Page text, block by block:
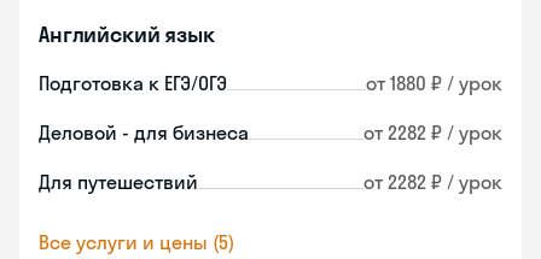
Английский язык
Подготовка к ЕГЭ/ОГЭ от 1880 ₽ / урок
Деловой - для бизнеса от 2282 ₽ / урок
Для путешествий от 2282 ₽ / урок
Все услуги и цены (5)